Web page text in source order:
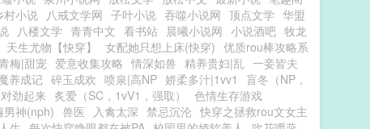
村小说 八戒文学网 子叶小说 吞噬小说网 顶点文学 华盟
八楼文学 青青中文 看书站 晨曦小说网 小说酒吧 牧龙
天生尤物【快穿】 女配她只想上床(快穿) 优质rou棒攻略系
梅|甜宠 爱意收集攻略 情深如兽 精养贵妇|乱 一妾皆夫
养成记 碎玉成欢 喷泉|高NP 娇柔多汁|1vv1
盲冬（NP，
劲起来 炙爱（SC，1vV1，强取）
色情生存游戏
男神(nph) 兽医 入禽太深 禁忌沉沦 快穿之拯救rou文女主